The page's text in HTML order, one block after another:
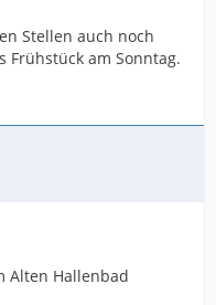
Stellen auch noch
Frühstück am Sonntag.
Alten Hallenbad